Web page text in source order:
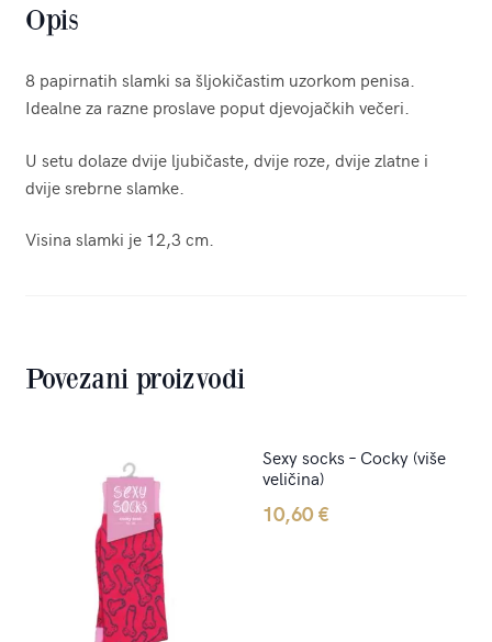
Opis
8 papirnatih slamki sa šljokičastim uzorkom penisa.
Idealne za razne proslave poput djevojačkih večeri.
U setu dolaze dvije ljubičaste, dvije roze, dvije zlatne i
dvije srebrne slamke.
Visina slamki je 12,3 cm.
Povezani proizvodi
Sexy socks – Cocky (više
veličina)
10,60€